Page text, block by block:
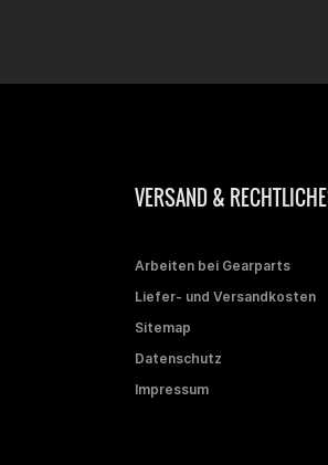
VERSAND &
Arbeiten bei Gearparts
Liefer- und Versandkosten
Sitemap
Datenschutz
Impressum